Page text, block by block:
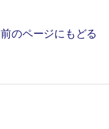
前のページにもどる